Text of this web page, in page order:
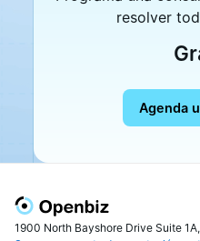
resolver
Agenda
1900 North Bayshore Drive Suite